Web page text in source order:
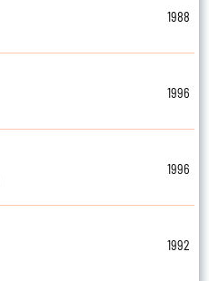
1988
1996
1996
1992